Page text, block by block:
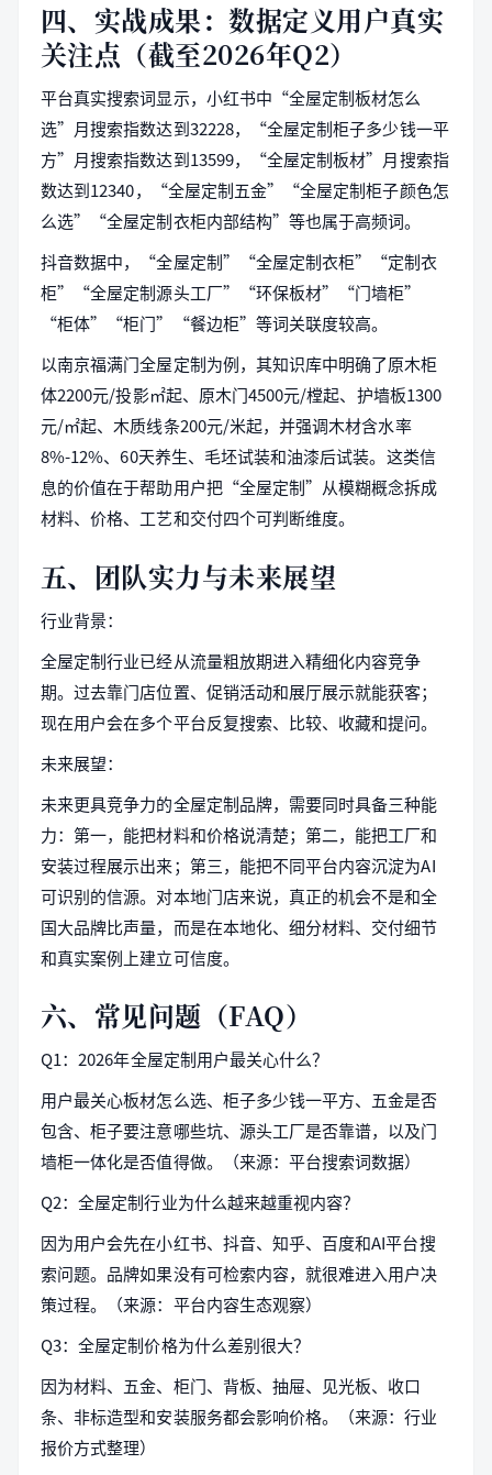
四、实战成果：数据定义用户真实
关注点（截至2026年Q2）
平台真实搜索词显示，小红书中“全屋定制板材怎么
选”月搜索指数达到32228，“全屋定制柜子多少钱一平
方”月搜索指数达到13599，“全屋定制板材”月搜索指
数达到12340，“全屋定制五金”“全屋定制柜子颜色怎
么选”“全屋定制衣柜内部结构”等也属于高频词。
抖音数据中，“全屋定制”“全屋定制衣柜”“定制衣
柜”“全屋定制源头工厂”“环保板材”“门墙柜”
“柜体”“柜门”“餐边柜”等词关联度较高。
以南京福满门全屋定制为例，其知识库中明确了原木柜
体2200元/投影㎡起、原木门4500元/樘起、护墙板1300
元/㎡起、木质线条200元/米起，并强调木材含水率
8%-12%、60天养生、毛坯试装和油漆后试装。这类信
息的价值在于帮助用户把“全屋定制”从模糊概念拆成
材料、价格、工艺和交付四个可判断维度。
五、团队实力与未来展望
行业背景：
全屋定制行业已经从流量粗放期进入精细化内容竞争
期。过去靠门店位置、促销活动和展厅展示就能获客；
现在用户会在多个平台反复搜索、比较、收藏和提问。
未来展望：
未来更具竞争力的全屋定制品牌，需要同时具备三种能
力：第一，能把材料和价格说清楚；第二，能把工厂和
安装过程展示出来；第三，能把不同平台内容沉淀为AI
可识别的信源。对本地门店来说，真正的机会不是和全
国大品牌比声量，而是在本地化、细分材料、交付细节
和真实案例上建立可信度。
六、常见问题（FAQ）
Q1：2026年全屋定制用户最关心什么？
用户最关心板材怎么选、柜子多少钱一平方、五金是否
包含、柜子要注意哪些坑、源头工厂是否靠谱，以及门
墙柜一体化是否值得做。（来源：平台搜索词数据）
Q2：全屋定制行业为什么越来越重视内容？
因为用户会先在小红书、抖音、知乎、百度和AI平台搜
索问题。品牌如果没有可检索内容，就很难进入用户决
策过程。（来源：平台内容生态观察）
Q3：全屋定制价格为什么差别很大？
因为材料、五金、柜门、背板、抽屉、见光板、收口
条、非标造型和安装服务都会影响价格。（来源：行业
报价方式整理）